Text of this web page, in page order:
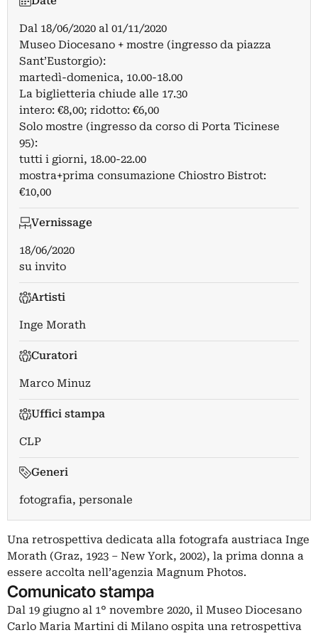
Dal 18/06/2020 al 01/11/2020
Museo Diocesano + mostre (ingresso da piazza
Sant’Eustorgio):
martedì-domenica, 10.00-18.00
La biglietteria chiude alle 17.30
intero: €8,00; ridotto: €6,00
Solo mostre (ingresso da corso di Porta Ticinese
95):
tutti i giorni, 18.00-22.00
mostra+prima consumazione Chiostro Bistrot:
€10,00
Vernissage
18/06/2020
su invito
Artisti
Inge Morath
Curatori
Marco Minuz
Uffici stampa
CLP
Generi
fotografia, personale
Una retrospettiva dedicata alla fotografa austriaca Inge
Morath (Graz, 1923 – New York, 2002), la prima donna a
essere accolta nell’agenzia Magnum Photos.
Comunicato stampa
Dal 19 giugno al 1° novembre 2020, il Museo Diocesano
Carlo Maria Martini di Milano ospita una retrospettiva